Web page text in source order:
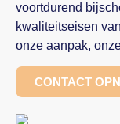
voortdurend
kwaliteitseisen
onze aanpak,
CONTACT